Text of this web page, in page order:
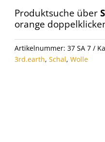
SA
7
Menge
Produktsuche über
orange
Artikelnummer: 37 SA 7
3rd.earth, Schal, Wolle